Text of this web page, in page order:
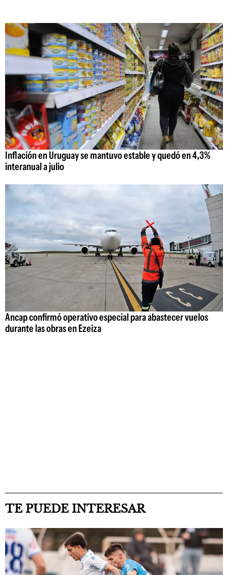
Inflación en Uruguay se mantuvo estable y quedó en 4,3%
interanual a julio
Ancap confirmó operativo especial para abastecer vuelos
durante las obras en Ezeiza
TE PUEDE INTERESAR